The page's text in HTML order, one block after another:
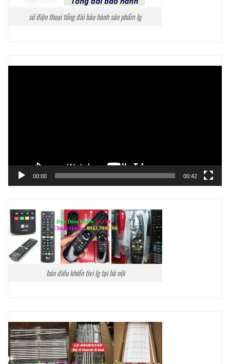
số điện thoại tổng đài bảo hành sản phẩm lg
00:00 00:42
bán điều khiển tivi lg tại hà nội